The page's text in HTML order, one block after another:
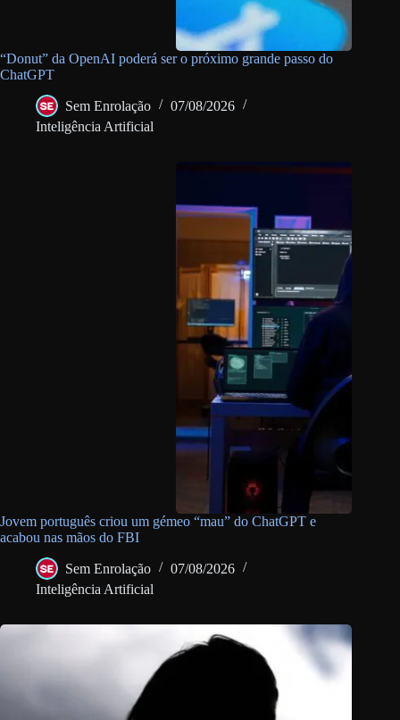
“Donut” da OpenAI poderá ser o próximo grande passo do
ChatGPT
Sem Enrolação
07/08/2026
Inteligência Artificial
Jovem português criou um gémeo “mau” do ChatGPT e
acabou nas mãos do FBI
Sem Enrolação
07/08/2026
Inteligência Artificial